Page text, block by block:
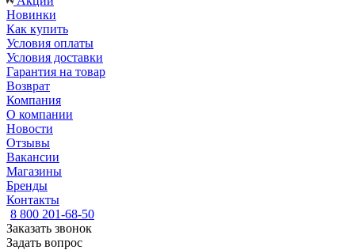
Новинки
Как купить
Условия оплаты
Условия доставки
Гарантия на товар
Возврат
Компания
О компании
Новости
Отзывы
Вакансии
Магазины
Бренды
Контакты
8 800 201-68-50
Заказать звонок
Задать вопрос